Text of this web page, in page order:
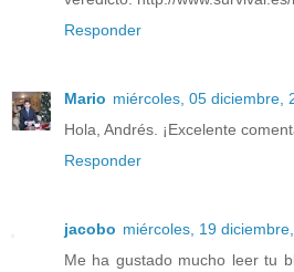
Responder
Mario miércoles, 05 diciembre,
Hola, Andrés. ¡Excelente
Responder
jacobo miércoles, 19
Me ha gustado mucho leer tu